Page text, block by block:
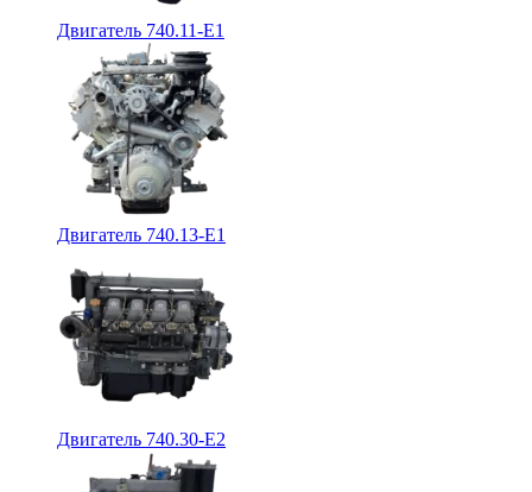
Двигатель 740.11-E1
Двигатель 740.13-E1
Двигатель 740.30-E2